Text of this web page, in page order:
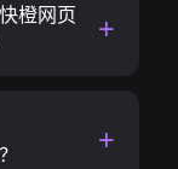
橙网页